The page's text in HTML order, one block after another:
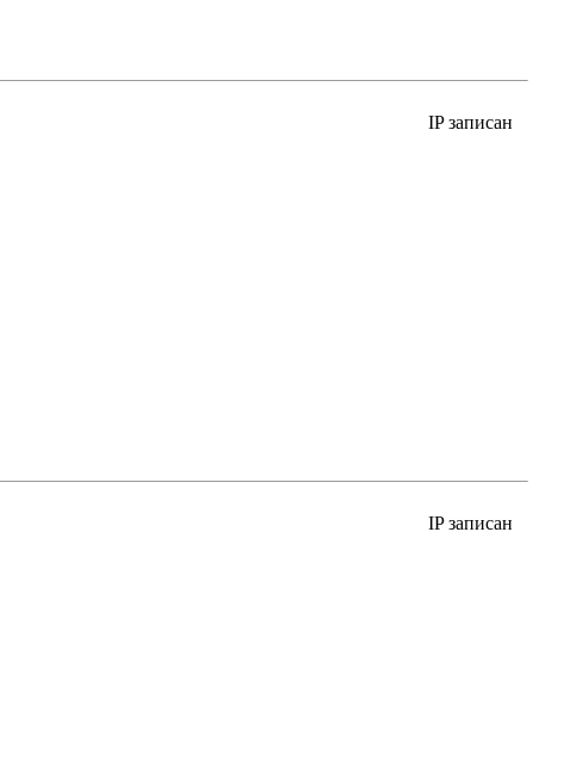
IP записан
IP записан